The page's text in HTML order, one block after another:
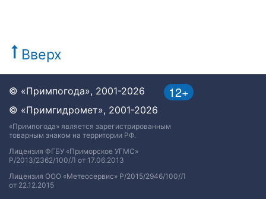
Вверх
12+
© «Примпогода», 2001-2026
© «Примгидромет», 2001-2026
«Примпогода» является зарегистрированным
товарным знаком на территории РФ.
Лицензия ФГБУ «Приморское УГМС»
Р/2013/2362/100/Л от 17.06.2013
Лицензия ООО «Метеосервис» Р/2015/2946/100/Л
от 22.12.2015